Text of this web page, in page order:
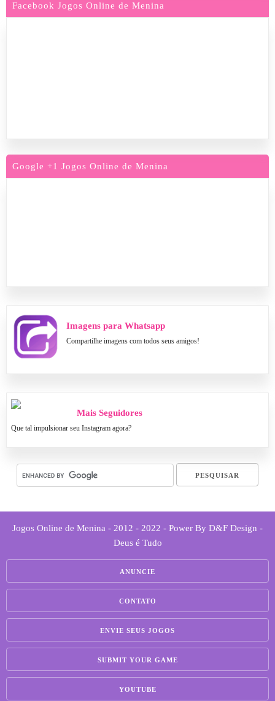
Facebook Jogos Online de Menina
Google +1 Jogos Online de Menina
Imagens para Whatsapp
Compartilhe imagens com todos seus amigos!
Mais Seguidores
Que tal impulsionar seu Instagram agora?
Jogos Online de Menina - 2012 - 2022 - Power By D&F Design -
Deus é Tudo
ANUNCIE
CONTATO
ENVIE SEUS JOGOS
SUBMIT YOUR GAME
YOUTUBE